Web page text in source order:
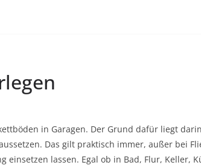
in Garagen. Der Grund dafür liegt
Das gilt praktisch immer, außer bei
lassen. Egal ob in Bad, Flur, Keller,